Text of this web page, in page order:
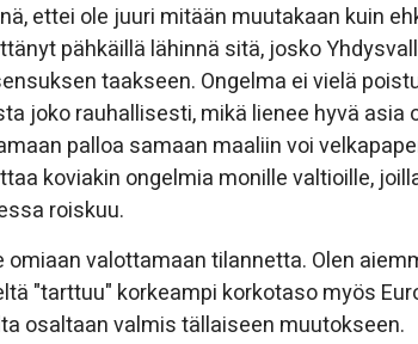
ettei ole juuri mitään muutakaan kuin
pähkäillä lähinnä sitä, josko
taakseen. Ongelma ei vielä
joko rauhallisesti, mikä lienee hyvä
palloa samaan maaliin voi
koviakin ongelmia monille valtioille,
roiskuu.
omiaan valottamaan tilannetta. Olen
"tarttuu" korkeampi korkotaso myös
osaltaan valmis tällaiseen muutokseen.